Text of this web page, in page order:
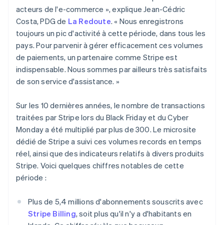
acteurs de l'e-commerce », explique Jean-Cédric
Costa, PDG de La Redoute. « Nous enregistrons
toujours un pic d'activité à cette période, dans tous les
pays. Pour parvenir à gérer efficacement ces volumes
de paiements, un partenaire comme Stripe est
indispensable. Nous sommes par ailleurs très satisfaits
de son service d'assistance. »
Sur les 10 dernières années, le nombre de transactions
traitées par Stripe lors du Black Friday et du Cyber
Monday a été multiplié par plus de 300. Le microsite
dédié de Stripe a suivi ces volumes records en temps
réel, ainsi que des indicateurs relatifs à divers produits
Stripe. Voici quelques chiffres notables de cette
période :
Plus de 5,4 millions d'abonnements souscrits avec
Stripe Billing, soit plus qu'il n'y a d'habitants en
Grèce
English
Hongrie
English
Inde
English
Irlande
English
ItalianoEnglish
Japon
日本語English
Lettonie
English
Liechtenstein
DeutschEnglish
Lituanie
Luxembourg
Français DeutschEnglish
Malaisie